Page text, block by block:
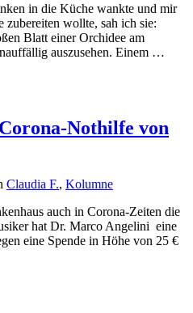
in die Küche wankte und mir
wollte, sah ich sie:
Blatt einer Orchidee am
auszusehen. Einem …
Nothilfe von
Claudia F., Kolumne
auch in Corona-Zeiten die
hat Dr. Marco Angelini eine
eine Spende in Höhe von 25 €